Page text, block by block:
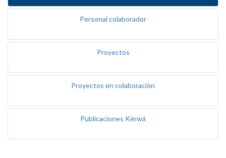
Personal colaborador
Proyectos
Proyectos en colaboración
Publicaciones Kérwá